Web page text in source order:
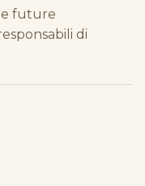
future
di